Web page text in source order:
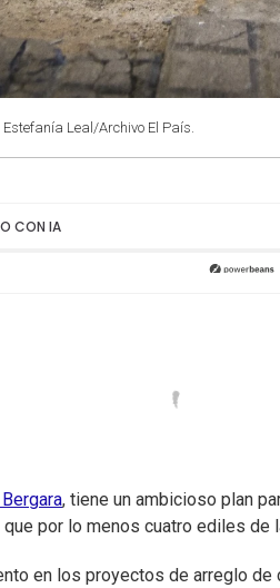
Estefanía Leal/Archivo El País.
CON IA
, tiene un ambicioso plan
que por lo menos cuatro ediles
en los proyectos de arreglo